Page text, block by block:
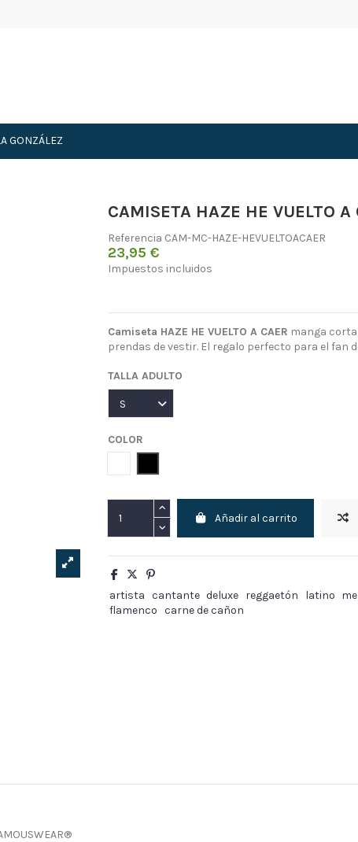
GONZÁLEZ
CAMISETA HAZE HE VUELTO A
Referencia CAM-MC-HAZE-HEVUELTOACAER
23,95 €
Impuestos incluidos
Camiseta HAZE HE VUELTO A CAER manga
prendas de vestir. El regalo perfecto para el fan
TALLA ADULTO
COLOR
Añadir al carrito
artista cantante deluxe reggaetón latino
flamenco carne de cañon